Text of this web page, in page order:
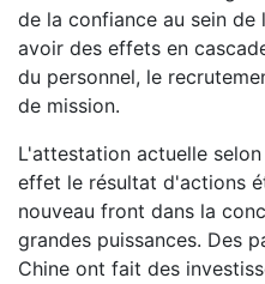
de la confiance au sein
avoir des effets en
du personnel, le
de mission.
L'attestation actuelle
effet le résultat d'actions
nouveau front dans la
grandes puissances. Des
Chine ont fait des